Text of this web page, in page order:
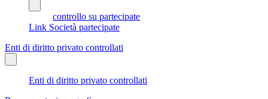
controllo su partecipate
Link Società partecipate
Enti di diritto privato controllati
Enti di diritto privato controllati